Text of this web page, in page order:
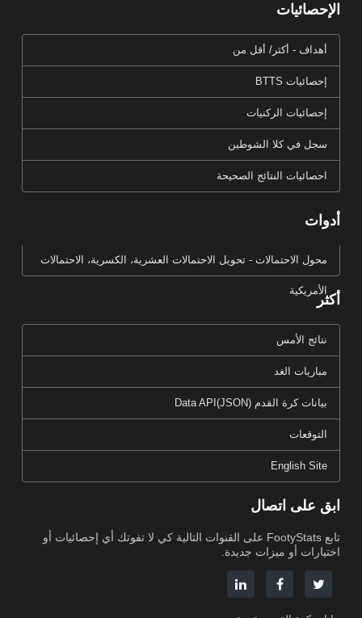
الإحصائيات
أهداف - أكثر/ أقل من
إحصائيات BTTS
إحصائيات الركنيات
سجل في كلا الشوطين
احصائيات النتائج الصحيحة
أدوات
محول الاحتمالات - تحويل الاحتمالات العشرية، الكسرية، الاحتمالات
الأمريكية
أكثر
نتائج الأمس
مباريات الغد
بيانات كرة القدم Data API(JSON)
التوقعات
English Site
ابق على اتصال
تابع FootyStats على القنوات التالية كي لا تفوتك أي إحصائيات أو
اختيارات أو ميزات جديدة.